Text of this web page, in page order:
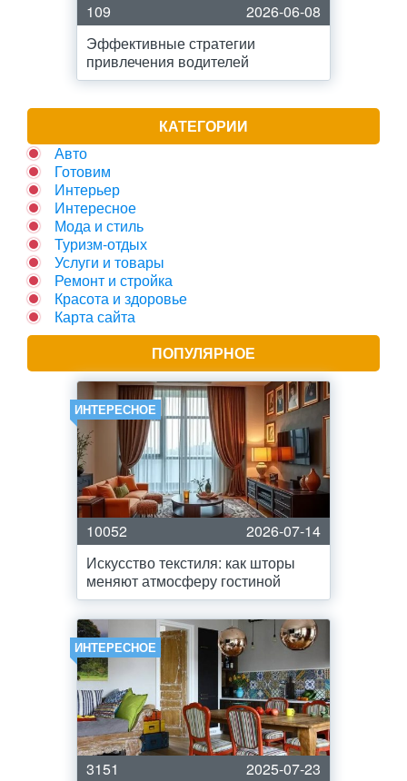
109
2026-06-08
Эффективные стратегии
привлечения водителей
КАТЕГОРИИ
Авто
Готовим
Интерьер
Интересное
Мода и стиль
Туризм-отдых
Услуги и товары
Ремонт и стройка
Красота и здоровье
Карта сайта
ПОПУЛЯРНОЕ
ИНТЕРЕСНОЕ
10052
2026-07-14
Искусство текстиля: как шторы
меняют атмосферу гостиной
ИНТЕРЕСНОЕ
3151
2025-07-23